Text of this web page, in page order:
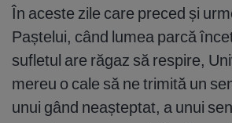
În aceste zile care preced și
Paștelui, când lumea parcă
sufletul are răgaz să respire,
mereu o cale să ne trimită un
unui gând neașteptat, a unui